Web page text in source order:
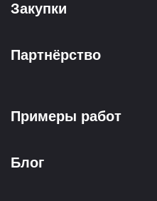
Закупки
Партнёрство
Примеры работ
Блог